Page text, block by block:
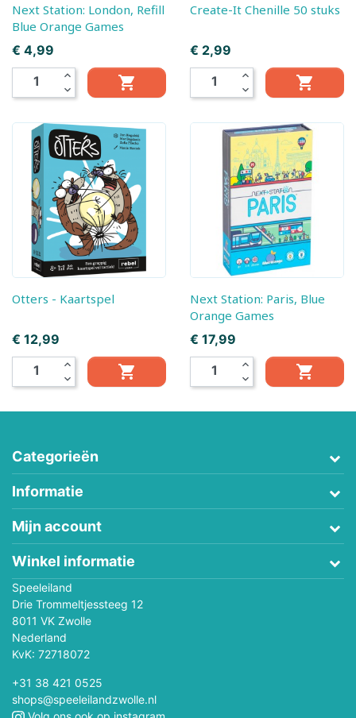
Next Station: London, Refill
Blue Orange Games
Prijs
€ 4,99
expand_less
expand_more

Create-It Chenille 50 stuks
Prijs
€ 2,99
expand_less
expand_more

Otters - Kaartspel
Prijs
€ 12,99
expand_less
expand_more

Next Station: Paris, Blue
Orange Games
Prijs
€ 17,99
expand_less
expand_more

Categorieën
Informatie
Mijn account
Winkel informatie
Speeleiland
Drie Trommeltjessteeg 12
8011 VK Zwolle
Nederland
KvK: 72718072
+31 38 421 0525
shops@speeleilandzwolle.nl